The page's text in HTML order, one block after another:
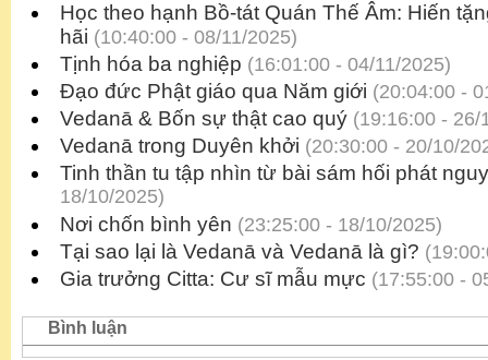
Học theo hạnh Bồ-tát Quán Thế Âm: Hiến
hãi (10:40:00 - 08/11/2025)
Tịnh hóa ba nghiệp (16:01:00 - 04/11/2025)
Đạo đức Phật giáo qua Năm giới (20:04:00 -
Vedanā & Bốn sự thật cao quý (19:16:00 - 26/
Vedanā trong Duyên khởi (20:30:00 - 20/10/
Tinh thần tu tập nhìn từ bài sám hối phát
18/10/2025)
Nơi chốn bình yên (23:25:00 - 18/10/2025)
Tại sao lại là Vedanā và Vedanā là gì?
Gia trưởng Citta: Cư sĩ mẫu mực (17:55:00 -
Bình luận